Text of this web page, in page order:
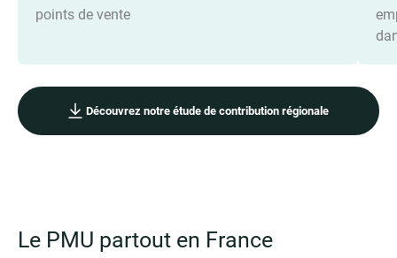
points de vente
Découvrez notre étude de contribution régionale
Le PMU partout en France